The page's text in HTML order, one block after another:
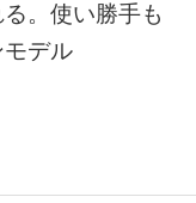
。使い勝手も
デル